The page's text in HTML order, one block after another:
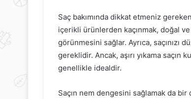
Saç bakımında dikkat etmeniz
içerikli ürünlerden kaçınmak, doğal
görünmesini sağlar. Ayrıca, saçınızı
gereklidir. Ancak, aşırı yıkama saçın
genellikle idealdir.
Saçın nem dengesini sağlamak da